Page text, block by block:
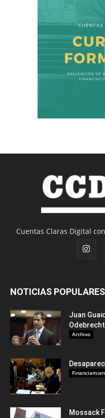
Cuentas Claras Digital
NOTICIAS POPULARES
Juan
Archivo
Mossack